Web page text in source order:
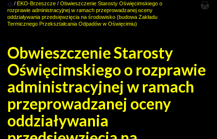
/ EKO-Brzeszcze / Obwieszczenie Starosty Oświęcimskiego o
rozprawie administracyjnej w ramach przeprowadzanej oceny
oddziaływania przedsięwzięcia na środowisko (budowa Zakładu
Termicznego Przekształcania Odpadów w Oświęcimiu)
Obwieszczenie Starosty
Oświęcimskiego o rozprawie
administracyjnej w ramach
przeprowadzanej oceny
oddziaływania